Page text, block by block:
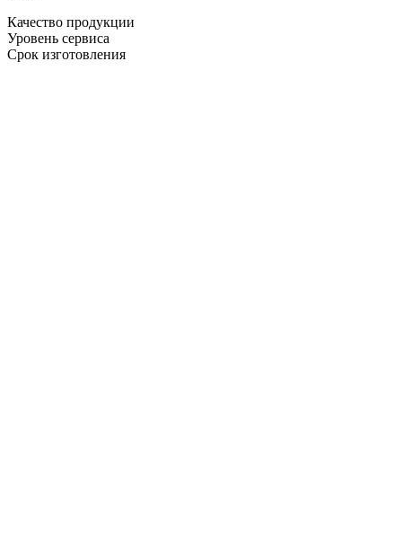
Качество продукции
Уровень сервиса
Срок изготовления